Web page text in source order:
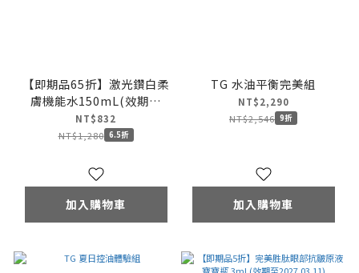
【即期品65折】激光鑽白柔
膚機能水150mL(效期至
2027.08.13)
NT$832
NT$1,280 6.5折
加入購物車
TG 水油平衡完美組
NT$2,290
NT$2,546 9折
加入購物車